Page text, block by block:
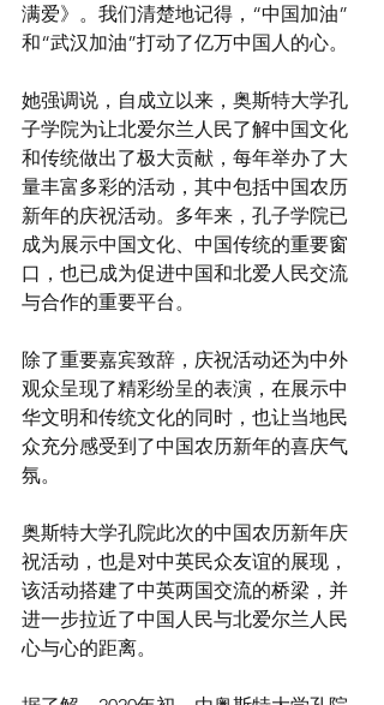
满爱》。我们清楚地记得，“中国加油”
和“武汉加油”打动了亿万中国人的心。
她强调说，自成立以来，奥斯特大学孔
子学院为让北爱尔兰人民了解中国文化
和传统做出了极大贡献，每年举办了大
量丰富多彩的活动，其中包括中国农历
新年的庆祝活动。多年来，孔子学院已
成为展示中国文化、中国传统的重要窗
口，也已成为促进中国和北爱人民交流
与合作的重要平台。
除了重要嘉宾致辞，庆祝活动还为中外
观众呈现了精彩纷呈的表演，在展示中
华文明和传统文化的同时，也让当地民
众充分感受到了中国农历新年的喜庆气
氛。
奥斯特大学孔院此次的中国农历新年庆
祝活动，也是对中英民众友谊的展现，
该活动搭建了中英两国交流的桥梁，并
进一步拉近了中国人民与北爱尔兰人民
心与心的距离。